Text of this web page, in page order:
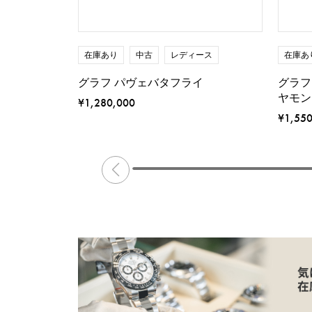
在庫あり 中古 レディース
グラフ パヴェバタフライ
¥1,280,000
在庫あ
グラ
ヤモ